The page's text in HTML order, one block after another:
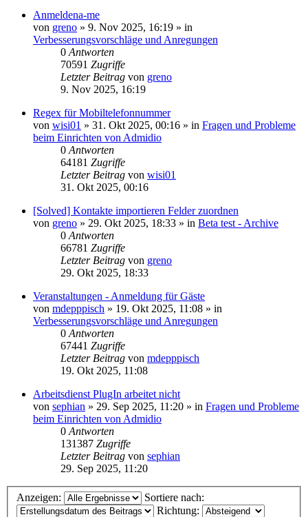
Anmeldena-me
von greno » 9. Nov 2025, 16:19 » in
Verbesserungsvorschläge und Anregungen
0 Antworten
70591 Zugriffe
Letzter Beitrag von greno
9. Nov 2025, 16:19
Regex für Mobiltelefonnummer
von wisi01 » 31. Okt 2025, 00:16 » in Fragen und Probleme
beim Einrichten von Admidio
0 Antworten
64181 Zugriffe
Letzter Beitrag von wisi01
31. Okt 2025, 00:16
[Solved] Kontakte importieren Felder zuordnen
von greno » 29. Okt 2025, 18:33 » in Beta test - Archive
0 Antworten
66781 Zugriffe
Letzter Beitrag von greno
29. Okt 2025, 18:33
Veranstaltungen - Anmeldung für Gäste
von mdepppisch » 19. Okt 2025, 11:08 » in
Verbesserungsvorschläge und Anregungen
0 Antworten
67441 Zugriffe
Letzter Beitrag von mdepppisch
19. Okt 2025, 11:08
Arbeitsdienst PlugIn arbeitet nicht
von sephian » 29. Sep 2025, 11:20 » in Fragen und Probleme
beim Einrichten von Admidio
0 Antworten
131387 Zugriffe
Letzter Beitrag von sephian
29. Sep 2025, 11:20
Anzeigen:
Sortiere nach:
Richtung: